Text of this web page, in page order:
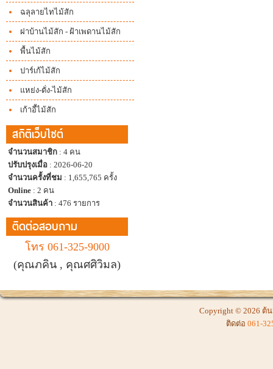
ฉลุลายไทไม้สัก
ฝาบ้านไม้สัก - ฝ้าเพดานไม้สัก
พื้นไม้สัก
ปาร์เก้ไม้สัก
แหย่ง-ตั่ง-ไม้สัก
เก้าอี้ไม้สัก
สถิติเว็บไซต์
จำนวนสมาชิก : 4 คน
ปรับปรุงเมื่อ : 2026-06-20
จำนวนครั้งที่ชม : 1,655,765 ครั้ง
Online : 2 คน
จำนวนสินค้า : 476 รายการ
ติดต่อสอบถาม
โทร 061-325-9000
(คุณภคิน , คุณศศิวิมล)
Copyright © 2026 ต้น
ติดต่อ 061-